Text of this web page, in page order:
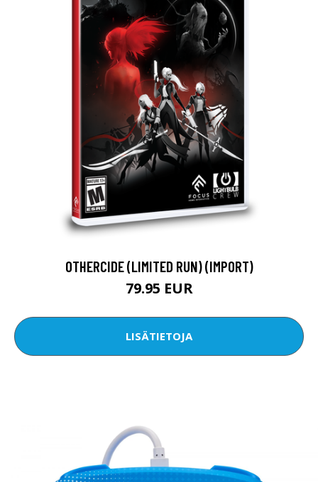
OTHERCIDE (LIMITED RUN) (IMPORT)
79.95 EUR
LISÄTIETOJA